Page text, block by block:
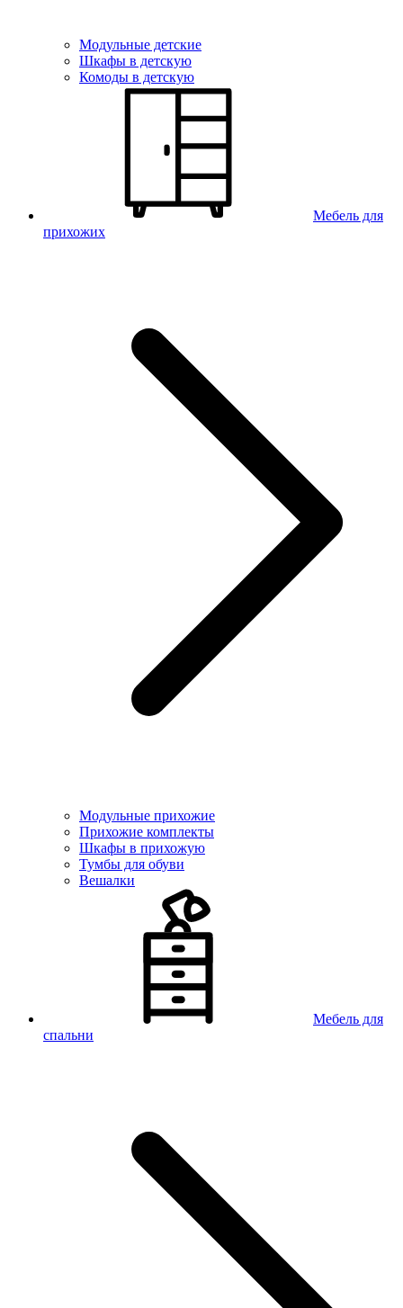
Модульные детские
Шкафы в детскую
Комоды в детскую
Мебель для
прихожих
Модульные прихожие
Прихожие комплекты
Шкафы в прихожую
Тумбы для обуви
Вешалки
Мебель для
спальни